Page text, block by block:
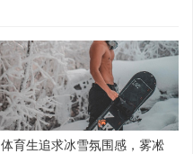
体育生追求冰雪氛围感，雾凇